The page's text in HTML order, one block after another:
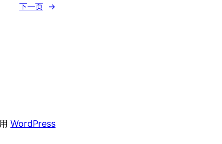
下一页 →
WordPress